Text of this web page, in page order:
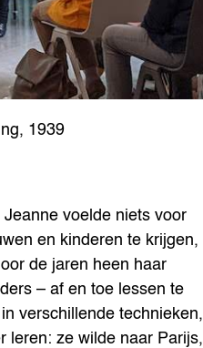
1939
voelde niets voor
en kinderen te krijgen,
de jaren heen haar
– af en toe lessen te
verschillende technieken,
leren: ze wilde naar Parijs,